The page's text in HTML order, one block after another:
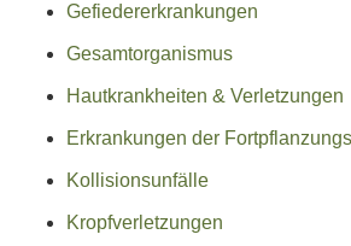
Gefiedererkrankungen
Gesamtorganismus
Hautkrankheiten & Verletzungen
Erkrankungen der
Kollisionsunfälle
Kropfverletzungen